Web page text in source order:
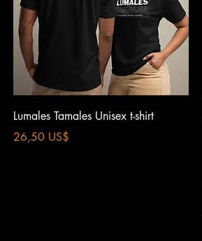
Vista rápida
Lumales Tamales Unisex t-shirt
Precio
26,50 US$